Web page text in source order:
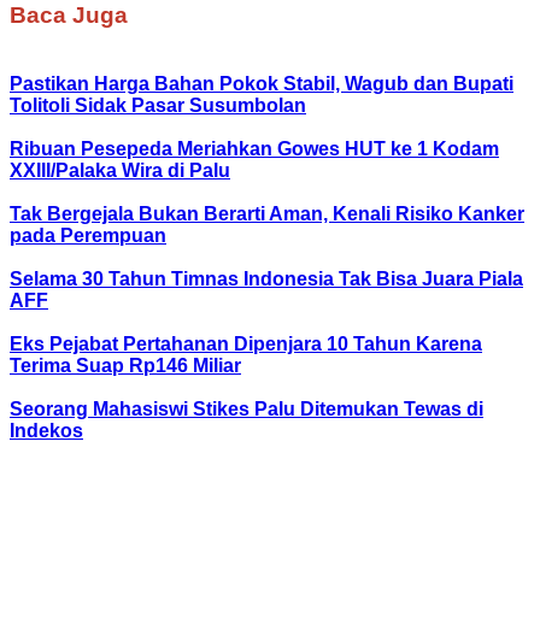
Baca Juga
Pastikan Harga Bahan Pokok Stabil, Wagub dan Bupati
Tolitoli Sidak Pasar Susumbolan
Ribuan Pesepeda Meriahkan Gowes HUT ke 1 Kodam
XXIII/Palaka Wira di Palu
Tak Bergejala Bukan Berarti Aman, Kenali Risiko Kanker
pada Perempuan
Selama 30 Tahun Timnas Indonesia Tak Bisa Juara Piala
AFF
Eks Pejabat Pertahanan Dipenjara 10 Tahun Karena
Terima Suap Rp146 Miliar
Seorang Mahasiswi Stikes Palu Ditemukan Tewas di
Indekos